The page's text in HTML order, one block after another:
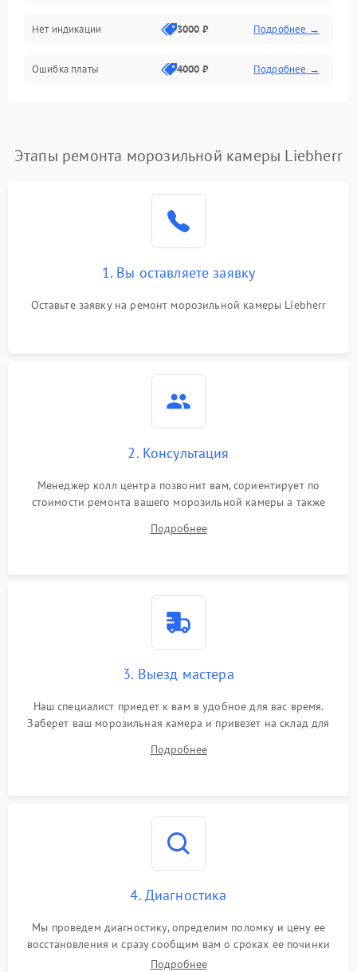
Нет индикации 3000 ₽ Подробнее →
Ошибка платы 4000 ₽ Подробнее →
Этапы ремонта морозильной камеры Liebherr
1. Вы оставляете заявку
Оставьте заявку на ремонт морозильной камеры Liebherr
2. Консультация
Менеджер колл центра позвонит вам, сориентирует по
стоимости ремонта вашего морозильной камеры а также
Подробнее
3. Выезд мастера
Наш специалист приедет к вам в удобное для вас время.
Заберет ваш морозильная камера и привезет на склад для
Подробнее
4. Диагностика
Мы проведем диагностику, определим поломку и цену ее
восстановления и сразу сообщим вам о сроках ее починки
Подробнее